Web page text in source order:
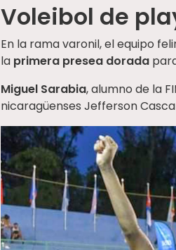
Voleibol de
En la rama varonil, el equipo
la primera presea dorada
Miguel Sarabia, alumno de la
nicaragüenses Jefferson